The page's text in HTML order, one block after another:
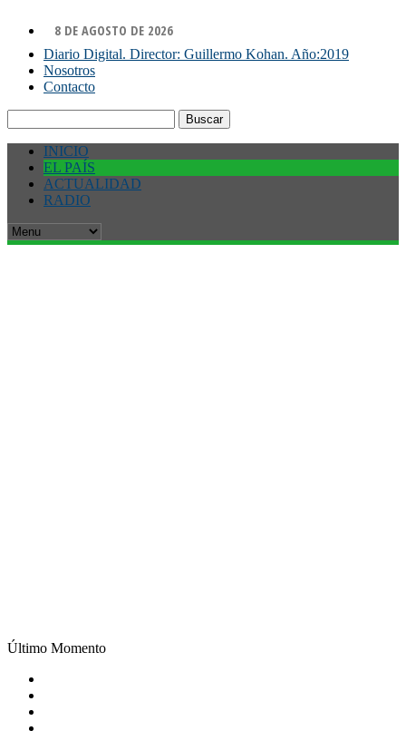
8 DE AGOSTO DE 2026
Diario Digital. Director: Guillermo Kohan. Año:2019
Nosotros
Contacto
INICIO
EL PAÍS
ACTUALIDAD
RADIO
Último Momento